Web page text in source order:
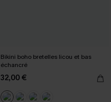
Bikini boho bretelles licou et bas
échancré
32,00 €